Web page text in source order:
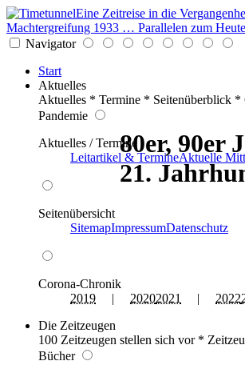
Eine Zeitreise in die
Machtergreifung 1933 … Parallelen zum
Navigator
Start
Aktuelles
Aktuelles * Termine * Seitenüberblick *
Pandemie
Aktuelles / Termine
Leitartikel & TermineAktuelle
Seitenübersicht
SitemapImpressumDatenschutz
Corona-Chronik
2019 | 20202021 | 2022
Die Zeitzeugen
100 Zeitzeugen stellen sich vor *
Bücher
80er, 90er
21.